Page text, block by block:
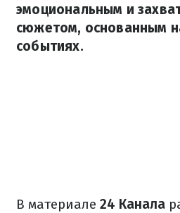
эмоциональным и
сюжетом, основанным
событиях.
В материале 24 Канала